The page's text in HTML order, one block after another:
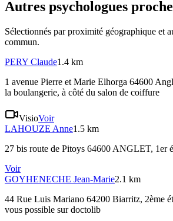
Autres psychologues
Sélectionnés par proximité géographique et
commun.
PERY Claude1.4 km
1 avenue Pierre et Marie Elhorga 64600
la boulangerie, à côté du salon de coiffure
VisioVoir
LAHOUZE Anne1.5 km
27 bis route de Pitoys 64600 ANGLET, 1er
Voir
GOYHENECHE Jean-Marie2.1 km
44 Rue Luis Mariano 64200 Biarritz, 2ème
vous possible sur doctolib